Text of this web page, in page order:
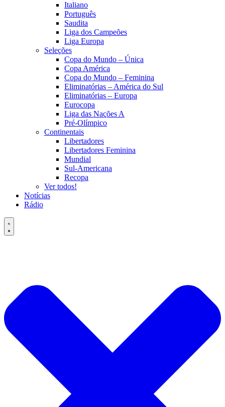
Italiano
Português
Saudita
Liga dos Campeões
Liga Europa
Seleções
Copa do Mundo – Única
Copa América
Copa do Mundo – Feminina
Eliminatórias – América do Sul
Eliminatórias – Europa
Eurocopa
Liga das Nações A
Pré-Olímpico
Continentais
Libertadores
Libertadores Feminina
Mundial
Sul-Americana
Recopa
Ver todos!
Notícias
Rádio